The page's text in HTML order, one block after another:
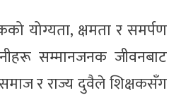
योग्यता, क्षमता र समर्पण
सम्मानजनक जीवनबाट
र राज्य दुवैले शिक्षकसँग